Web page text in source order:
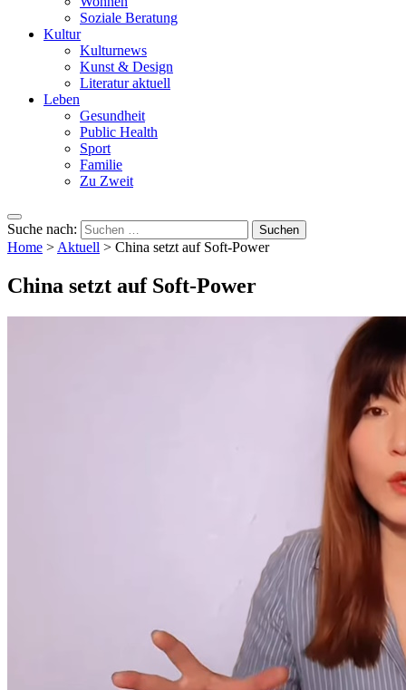
Soziale Beratung
Kultur
Kulturnews
Kunst & Design
Literatur aktuell
Leben
Gesundheit
Public Health
Sport
Familie
Zu Zweit
Suche nach:
Home > Aktuell > China setzt auf Soft-Power
China setzt auf Soft-Power